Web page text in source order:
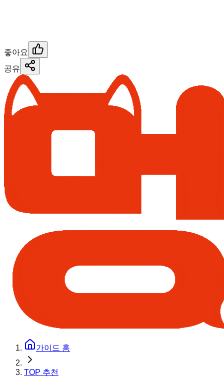
좋아요
공유
가이드 홈
TOP 추천